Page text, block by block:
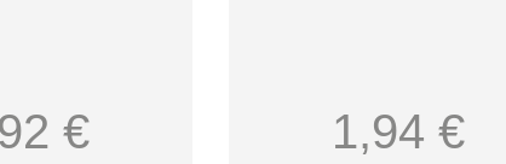
€ 1,94 €